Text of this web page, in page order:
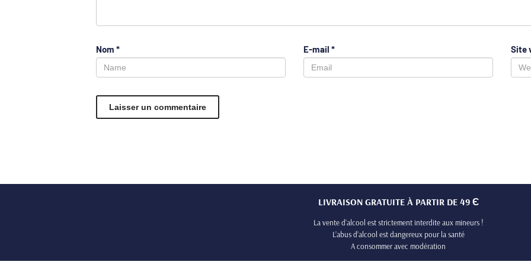
Nom * E-mail * Site
LIVRAISON GRATUITE À PARTIR DE 49 Є
La vente d’alcool est strictement interdite aux mineurs !
L’abus d’alcool est dangereux pour la santé
A consommer avec modération